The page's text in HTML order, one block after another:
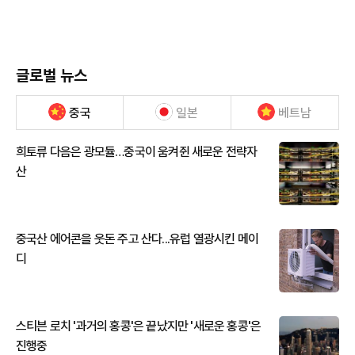
글로벌 뉴스
중국 일본 베트남
희토류 다음은 광모듈…중국이 움켜쥔 새로운 전략자
산
중국산 에어콘을 웃돈 주고 산다...유럽 열광시킨 메이
디
스티븐 로치 '과거의 홍콩'은 끝났지만 '새로운 홍콩'은
진행중